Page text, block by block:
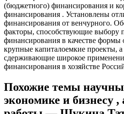
(бюджетного) финансирования и
финансирования . Установлены
финансирования от венчурного.
факторы, способствующие выбору
финансирования в качестве формы
крупные капиталоемкие проекты,
сдерживающие широкое
финансирования в хозяйстве
Похожие темы
экономике и бизнесу ,